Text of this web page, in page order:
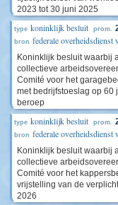
2023 tot 30 juni 2025
type koninklijk besluit prom.
bron federale overheidsdienst
Koninklijk besluit waarbij
collectieve
Comité voor het
met bedrijfstoeslag op 60
beroep
type koninklijk besluit prom.
bron federale overheidsdienst
Koninklijk besluit waarbij
collectieve
Comité voor het
vrijstelling van de
2026